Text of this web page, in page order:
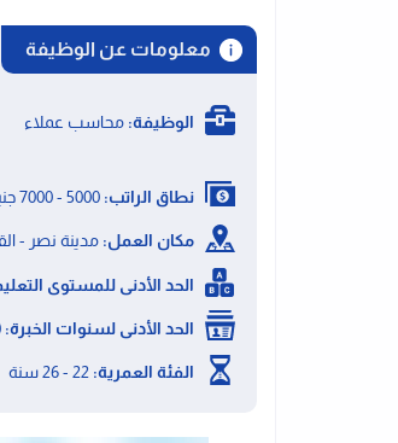
معلومات عن الوظيفة
الوظيفة: محاسب عملاء
نطاق الراتب:
مكان العمل: مدينة نصر -
الحد الأدنى للمستوى
الحد الأدنى لسنوات الخبرة:
الفئة العمرية: